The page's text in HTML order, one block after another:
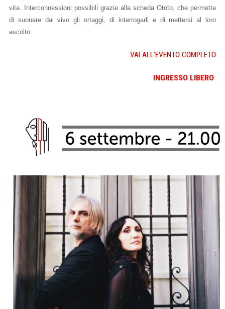
vita. Interconnessioni possibili grazie alla scheda Ototo, che permette
di suonare dal vivo gli ortaggi, di interrogarli e di mettersi al loro
ascolto.
VAI ALL'EVENTO COMPLETO
INGRESSO LIBERO